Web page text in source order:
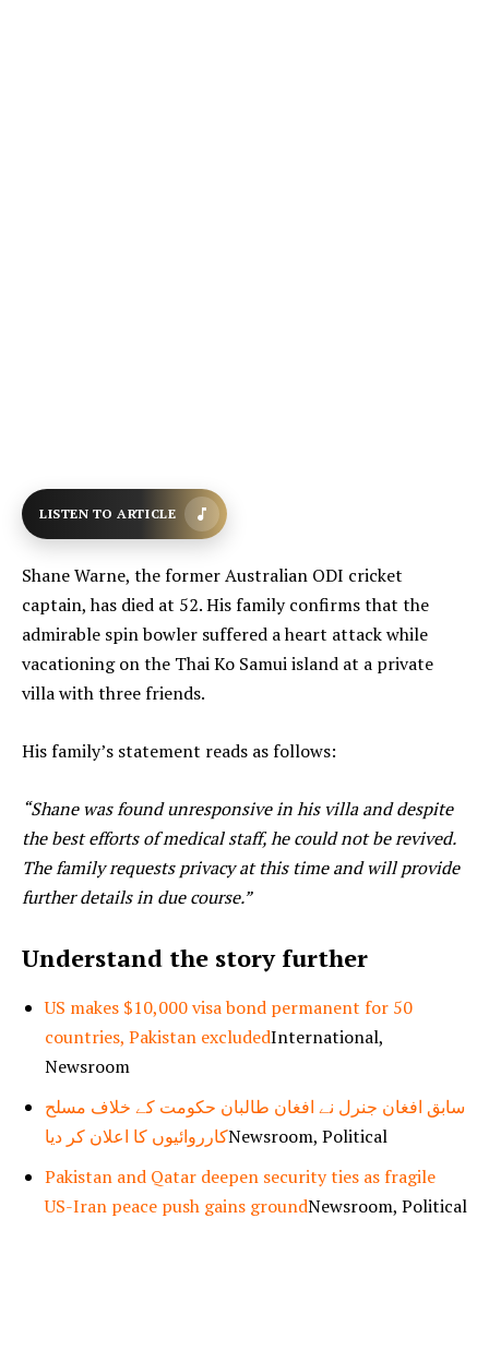
LISTEN TO ARTICLE
Shane Warne, the former Australian ODI cricket
captain, has died at 52. His family confirms that the
admirable spin bowler suffered a heart attack while
vacationing on the Thai Ko Samui island at a private
villa with three friends.
His family’s statement reads as follows:
“Shane was found unresponsive in his villa and despite
the best efforts of medical staff, he could not be revived.
The family requests privacy at this time and will provide
further details in due course.”
Understand the story further
US makes $10,000 visa bond permanent for 50
countries, Pakistan excludedInternational,
Newsroom
سابق افغان جنرل نے افغان طالبان حکومت کے خلاف مسلح
کارروائیوں کا اعلان کر دیاNewsroom, Political
Pakistan and Qatar deepen security ties as fragile
US-Iran peace push gains groundNewsroom, Political